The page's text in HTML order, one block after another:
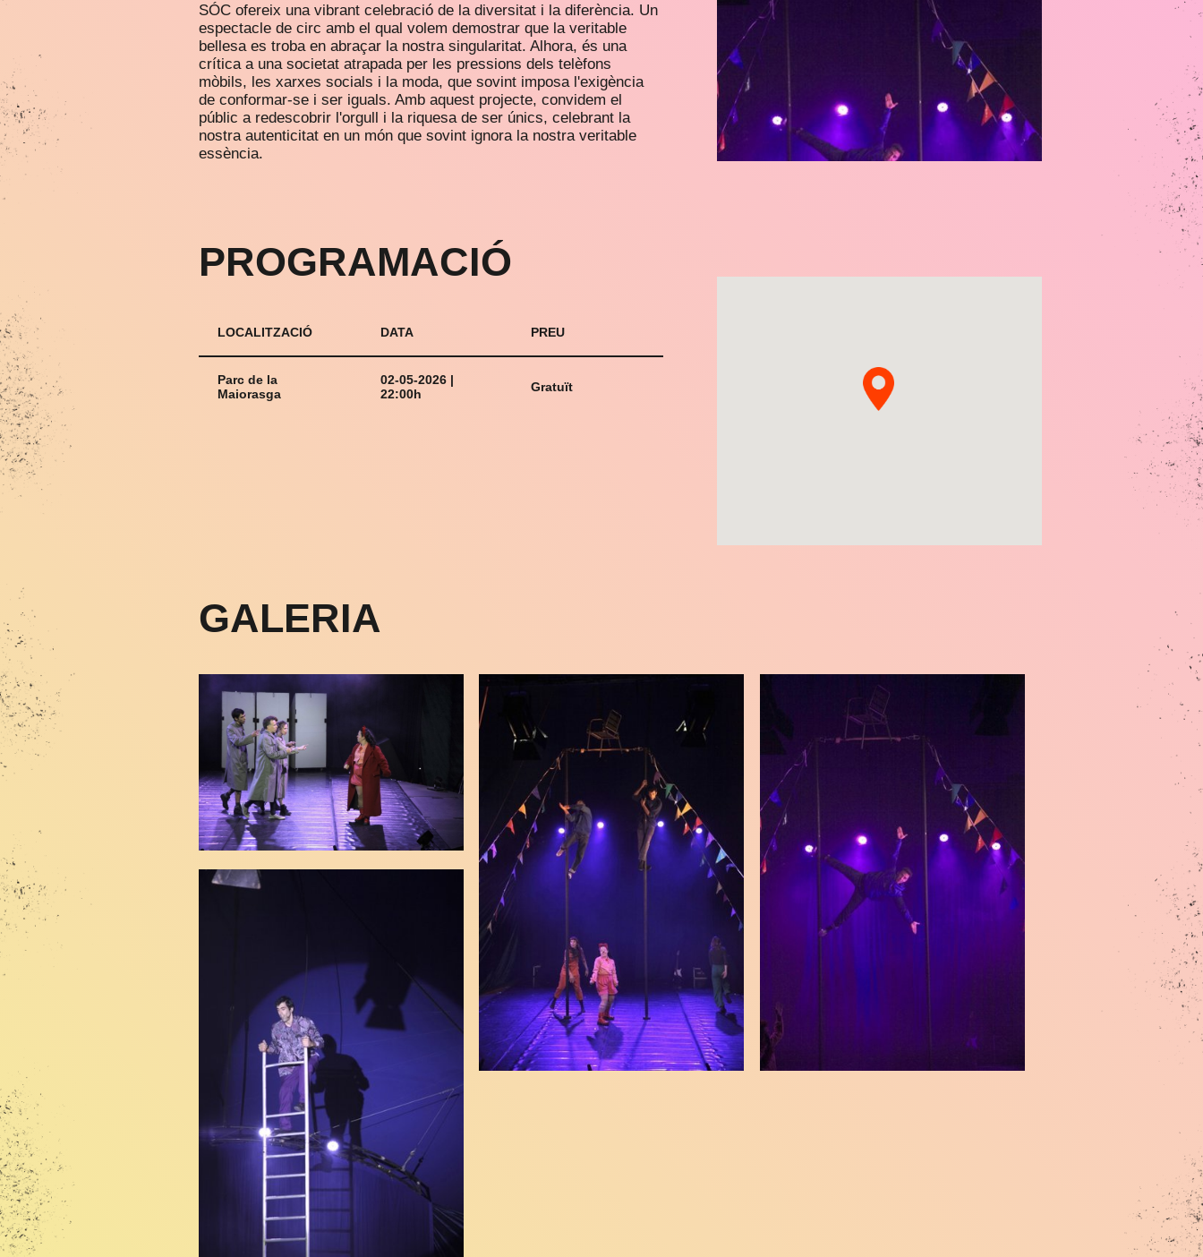
SÓC ofereix una vibrant celebració de la diversitat i la diferència. Un
espectacle de circ amb el qual volem demostrar que la veritable
bellesa es troba en abraçar la nostra singularitat. Alhora, és una
crítica a una societat atrapada per les pressions dels telèfons
mòbils, les xarxes socials i la moda, que sovint imposa l'exigència
de conformar-se i ser iguals. Amb aquest projecte, convidem el
públic a redescobrir l'orgull i la riquesa de ser únics, celebrant la
nostra autenticitat en un món que sovint ignora la nostra veritable
essència.
PROGRAMACIÓ
LOCALITZACIÓ DATA PREU
Parc de la
Maiorasga
02-05-2026 |
22:00h
Gratuït
GALERIA